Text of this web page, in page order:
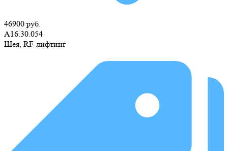
46900 руб.
А16.30.054
Шея, RF-лифтинг